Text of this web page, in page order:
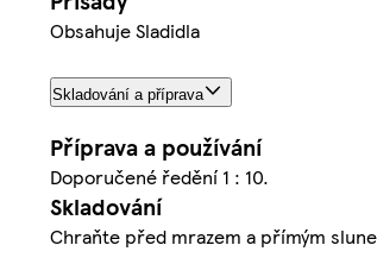
Obsahuje Sladidla
Skladování a příprava
Příprava a používání
Doporučené ředění 1 : 10.
Skladování
Chraňte před mrazem a přímým